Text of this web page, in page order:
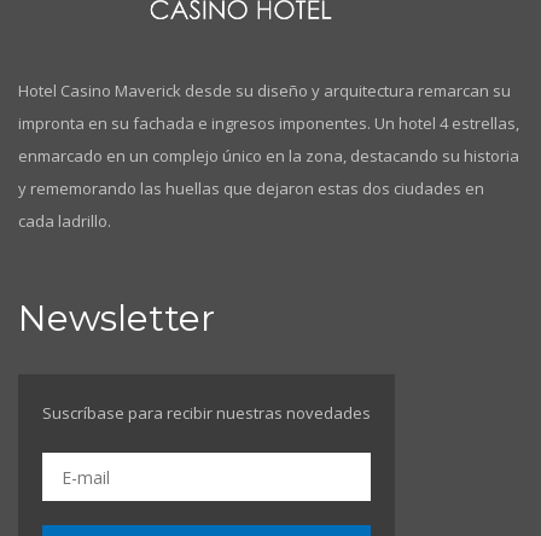
Hotel Casino Maverick desde su diseño y arquitectura remarcan su
impronta en su fachada e ingresos imponentes. Un hotel 4 estrellas,
enmarcado en un complejo único en la zona, destacando su historia
y rememorando las huellas que dejaron estas dos ciudades en
cada ladrillo.
Newsletter
Suscríbase para recibir nuestras novedades